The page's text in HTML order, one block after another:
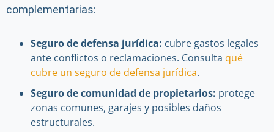
complementarias:
Seguro de defensa jurídica: cubre gastos legales
ante conflictos o reclamaciones. Consulta qué
cubre un seguro de defensa jurídica.
Seguro de comunidad de propietarios: protege
zonas comunes, garajes y posibles daños
estructurales.